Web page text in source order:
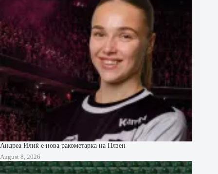
Андреа Илиќ е нова ракометарка на Плзен
August 8, 2026